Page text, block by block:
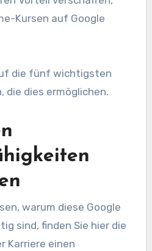
Kursen auf Google
die fünf wichtigsten
die dies ermöglichen.
warum diese Google
sind, finden Sie hier die
Karriere einen